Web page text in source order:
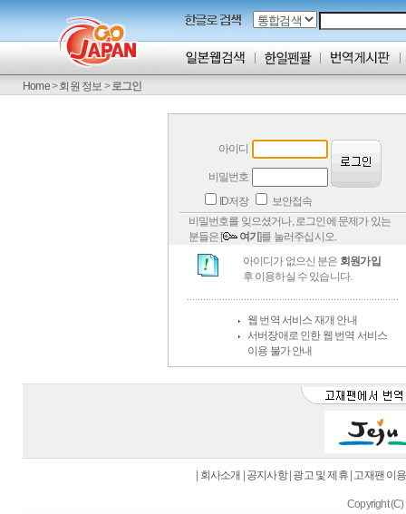
Home>회원 정보 >로그인
아이디
비밀번호
ID저장
보안접속
비밀번호를 잊으셨거나, 로그인에 문제가 있는
분들은 [
여기]를 눌러주십시오.
아이디가 없으신 분은 회원가입
후 이용하실 수 있습니다.
웹 번역 서비스 재개 안내
서버장애로 인한 웹 번역 서비스
이용 불가 안내
회사소개 공지사항| 광고 및 제휴| 고재팬 이
Copyright (C)